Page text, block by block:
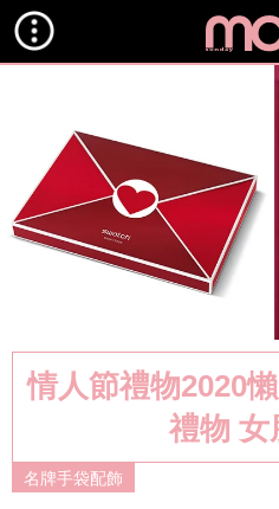
情人節禮物2020
禮物 女
名牌手袋配飾